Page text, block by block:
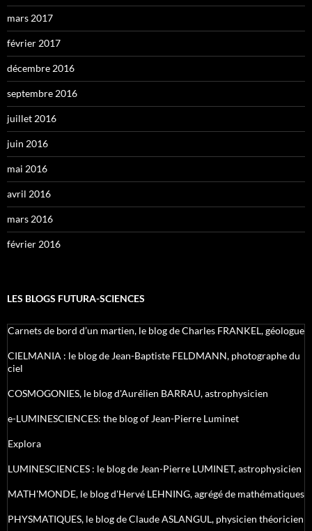
mars 2017
février 2017
décembre 2016
septembre 2016
juillet 2016
juin 2016
mai 2016
avril 2016
mars 2016
février 2016
LES BLOGS FUTURA-SCIENCES
Carnets de bord d’un martien, le blog de Charles FRANKEL, géologue
CIELMANIA : le blog de Jean-Baptiste FELDMANN, photographe du
ciel
COSMOGONIES, le blog d'Aurélien BARRAU, astrophysicien
e-LUMINESCIENCES: the blog of Jean-Pierre Luminet
Explora
LUMINESCIENCES : le blog de Jean-Pierre LUMINET, astrophysicien
MATH'MONDE, le blog d'Hervé LEHNING, agrégé de mathématiques
PHYSMATIQUES, le blog de Claude ASLANGUL, physicien théoricien